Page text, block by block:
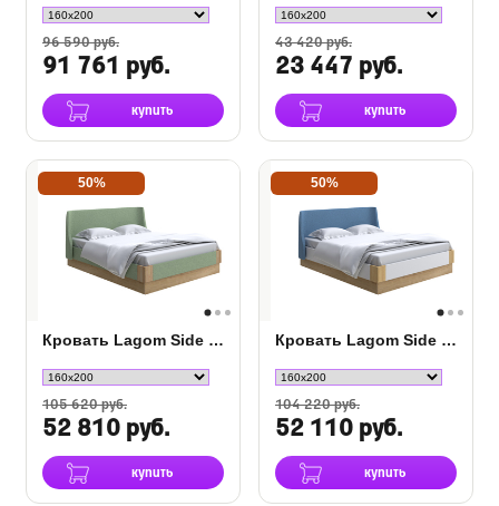
96 590 руб.
91 761 руб.
купить
43 420 руб.
23 447 руб.
купить
50%
Кровать Lagom Side Soft с подъемным механизмом
105 620 руб.
52 810 руб.
купить
50%
Кровать Lagom Side Chips с подъемным механизмом
104 220 руб.
52 110 руб.
купить